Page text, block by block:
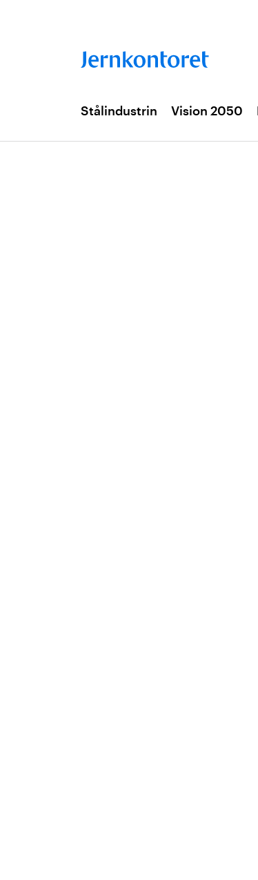
Stålindustrin Vision 2050